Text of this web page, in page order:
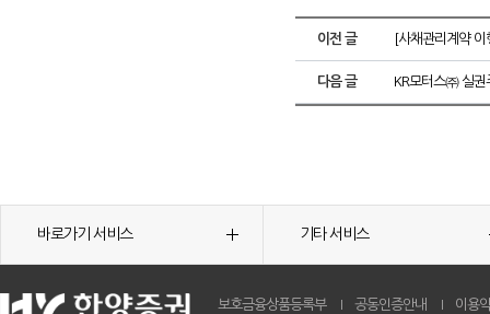
이전 글 [사채관리계약
다음 글 KR모터스㈜ 실
바로가기 서비스 기타 서비스
보호금융상품등록부 공동인증안내 이용